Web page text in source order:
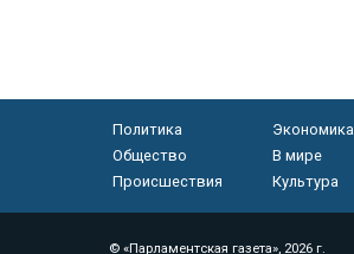
Политика
Экономика
Общество
В мире
Происшествия
Культура
© «Парламентская газета», 2026 г.